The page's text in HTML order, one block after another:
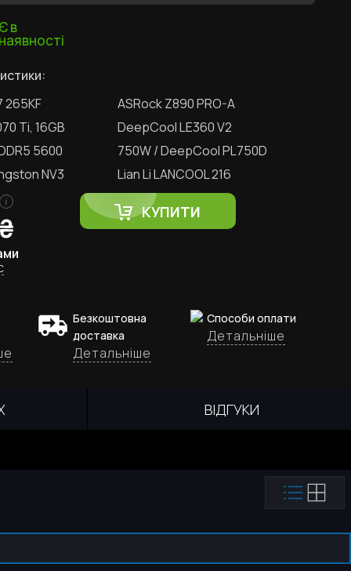
Є в
наявності
265KF
Ti, 16GB
5600
NV3
ASRock Z890 PRO-A
DeepCool LE360 V2
750W / DeepCool PL750D
Lian Li LANCOOL 216
i
₴ КУПИТИ
Безкоштовна
доставка
Детальніше
Способи оплати
Детальніше
ВІДГУКИ